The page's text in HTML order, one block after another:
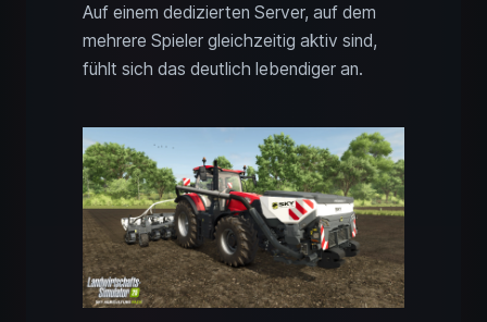
Auf einem dedizierten Server, auf dem
mehrere Spieler gleichzeitig aktiv sind,
fühlt sich das deutlich lebendiger an.